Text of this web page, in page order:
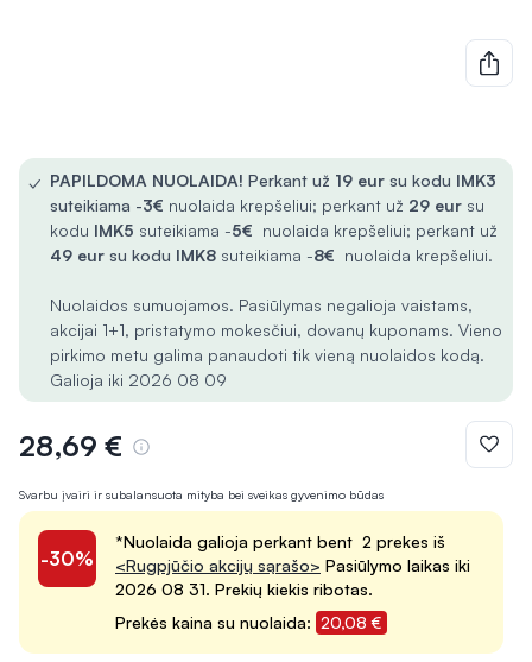
Svarbu įvairi ir subalansuota mityba bei sveikas gyvenimo būdas
-30%
*Nuolaida galioja perkant bent 2 prekes iš
<Rugpjūčio akcijų sąrašo> Pasiūlymo laikas iki
2026 08 31. Prekių kiekis ribotas.
Prekės kaina su nuolaida: 20,08 €
✓ PAPILDOMA NUOLAIDA! Perkant už 19 eur su kodu IMK3
suteikiama -3€ nuolaida krepšeliui; perkant už 29 eur su
kodu IMK5 suteikiama -5€ nuolaida krepšeliui; perkant už
49 eur su kodu IMK8 suteikiama -8€ nuolaida krepšeliui.
Nuolaidos sumuojamos. Pasiūlymas negalioja vaistams,
akcijai 1+1, pristatymo mokesčiui, dovanų kuponams. Vieno
pirkimo metu galima panaudoti tik vieną nuolaidos kodą.
Galioja iki 2026 08 09
28,69 €